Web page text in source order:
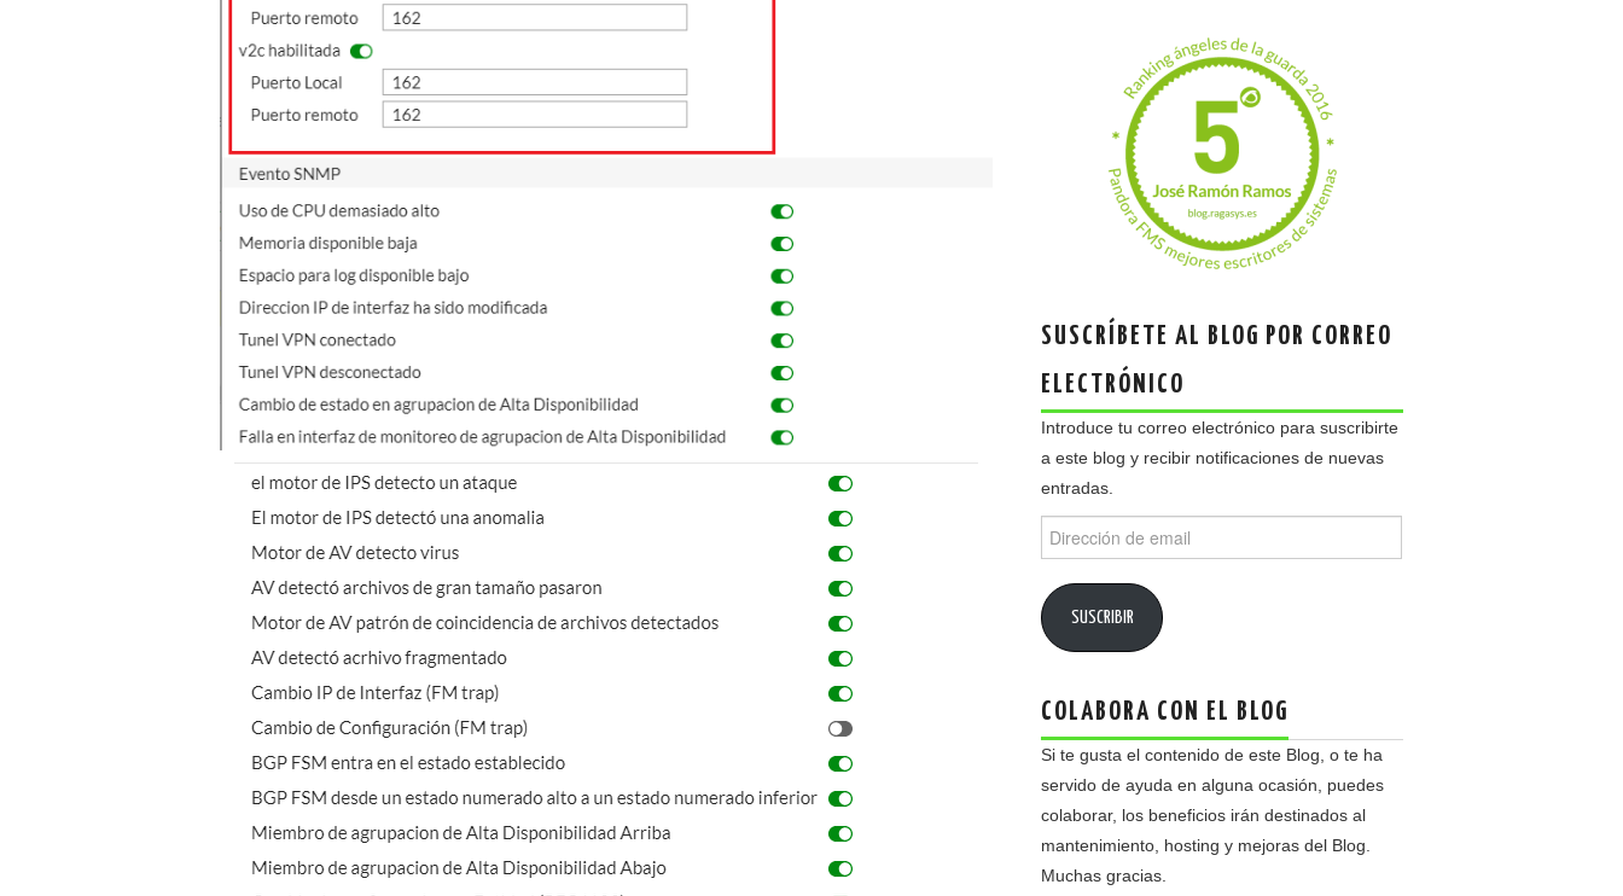
SUSCRÍBETE AL BLOG POR CORREO
ELECTRÓNICO
Introduce tu correo electrónico para suscribirte
a este blog y recibir notificaciones de nuevas
entradas.
de
SUSCRIBIR
COLABORA CON EL BLOG
Si te gusta el contenido de este Blog, o te ha
servido de ayuda en alguna ocasión, puedes
colaborar, los beneficios irán destinados al
mantenimiento, hosting y mejoras del Blog.
Muchas gracias.